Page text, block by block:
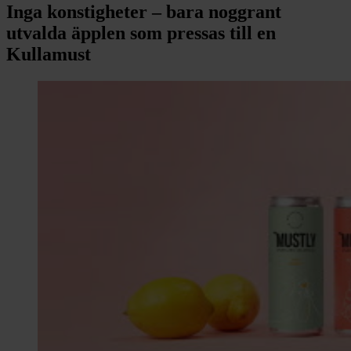
Inga konstigheter – bara noggrant
utvalda äpplen som pressas till en
Kullamust